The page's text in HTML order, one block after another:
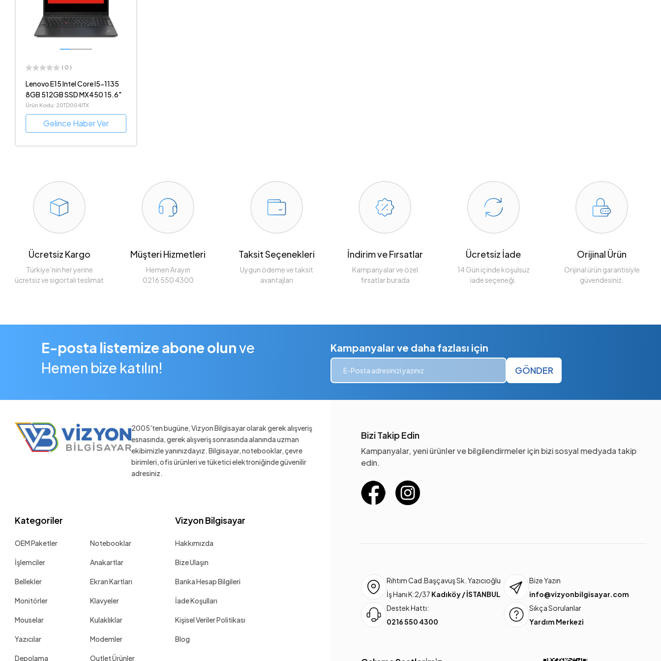
( 0 )
Lenovo E15 Intel Core I5-1135
8GB 512GB SSD MX450 15.6"
Ürün Kodu: 20TD004JTX
Gelince Haber Ver
Ücretsiz Kargo
Türkiye’nin her yerine
ücretsiz ve sigortalı teslimat
Müşteri Hizmetleri
Hemen Arayın
0216 550 4300
Taksit Seçenekleri
Uygun ödeme ve taksit
avantajları
İndirim ve Fırsatlar
Kampanyalar ve özel
fırsatlar burada
Ücretsiz İade
14 Gün içinde koşulsuz
iade seçeneği.
Orijinal Ürün
Orijinal ürün garantisiyle
güvendesiniz.
E-posta listemize abone olunve
Hemen bize katılın!
Kampanyalar ve daha fazlası için
GÖNDER
2005'ten bugüne, Vizyon Bilgisayar olarak gerek alışveriş
esnasında, gerek alışveriş sonrasında alanında uzman
ekibimizle yanınızdayız. Bilgisayar, notebooklar, çevre
birimleri, ofis ürünleri ve tüketici elektroniğinde güvenilir
adresiniz.
Kategoriler
OEM Paketler Notebooklar
İşlemciler Anakartlar
Bellekler Ekran Kartları
Monitörler Klavyeler
Mouselar Kulaklıklar
Yazıcılar Modemler
Depolama Outlet Ürünler
Vizyon Bilgisayar
Hakkımızda
Bize Ulaşın
Banka Hesap Bilgileri
İade Koşulları
Kişisel Veriler Politikası
Blog
Bizi Takip Edin
Kampanyalar, yeni ürünler ve bilgilendirmeler için bizi sosyal medyada takip
edin.
Rıhtım Cad.Başçavuş Sk. Yazıcıoğlu
İş Hanı K:2/37 Kadıköy / İSTANBUL
Bize Yazın
info@vizyonbilgisayar.com
Destek Hattı:
0216 550 4300
Sıkça Sorulanlar
Yardım Merkezi